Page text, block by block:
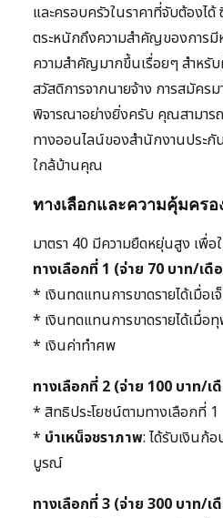
และครอบครัวในราคาที่จับต้องไ
ตระหนักถึงความสำคัญของการ
ความสำคัญมากขึ้นเรื่อยๆ สำหรั
สวัสดิการจากนายจ้าง การสมัคร
พิจารณาอย่างยิ่งครับ คุณสามาร
ทางออนไลน์ของสำนักงานประ
ใกล้บ้านคุณ
ทางเลือกและความคุ้มครอ
มาตรา 40 มีความยืดหยุ่นสูง เพื่อ
ทางเลือกที่ 1 (จ่าย 70 บาท/เดื
* เงินทดแทนการขาดรายได้เมื่อ
* เงินทดแทนการขาดรายได้เมื่อ
* เงินค่าทำศพ
ทางเลือกที่ 2 (จ่าย 100 บาท/เ
* สิทธิประโยชน์ตามทางเลือกที่ 1
* บำเหน็จชราภาพ: ได้รับเงินก้
บูรณ์
ทางเลือกที่ 3 (จ่าย 300 บาท/เ